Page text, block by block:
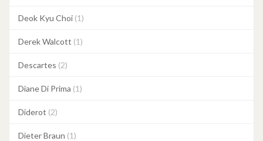
Deok Kyu Choi (1)
Derek Walcott (1)
Descartes (2)
Diane Di Prima (1)
Diderot (2)
Dieter Braun (1)